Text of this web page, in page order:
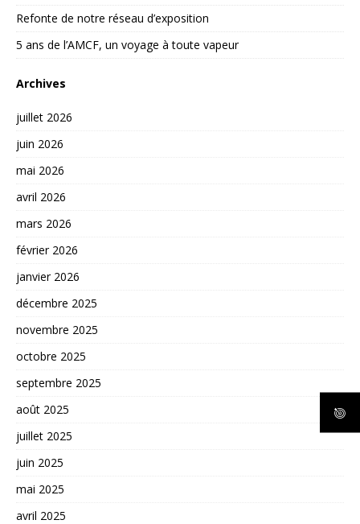
Refonte de notre réseau d’exposition
5 ans de l’AMCF, un voyage à toute vapeur
Archives
juillet 2026
juin 2026
mai 2026
avril 2026
mars 2026
février 2026
janvier 2026
décembre 2025
novembre 2025
octobre 2025
septembre 2025
août 2025
juillet 2025
juin 2025
mai 2025
avril 2025